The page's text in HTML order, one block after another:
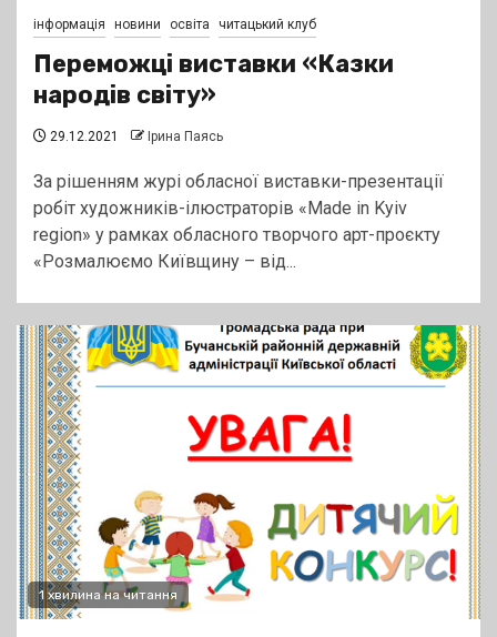
інформація новини освіта читацький клуб
Переможці виставки «Казки
народів світу»
29.12.2021 Ірина Паясь
За рішенням журі обласної виставки-презентації
робіт художників-ілюстраторів «Made in Kyiv
region» у рамках обласного творчого арт-проєкту
«Розмалюємо Київщину – від...
1 хвилина на читання